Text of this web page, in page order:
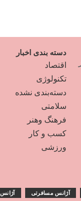
دسته بندی اخبار
اقتصاد
تکنولوژی
دسته‌بندی نشده
سلامتی
فرهنگ وهنر
کسب و کار
ورزشی
آژانس مسافرتی آژانس